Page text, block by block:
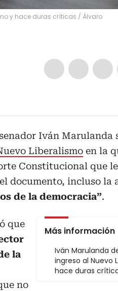
y hace duras críticas / Álvaro
Iván Marulanda
Liberalismo en la
Constitucional que
documento, incluso la
de la democracia”.
Más información
Iván Marulanda
ingreso al Nuevo
hace duras
que
la
no